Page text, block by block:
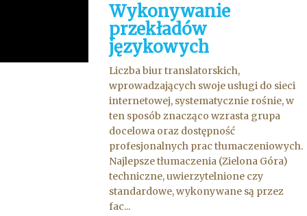
Wykonywanie
przekładów
językowych
Liczba biur translatorskich,
wprowadzających swoje usługi do sieci
internetowej, systematycznie rośnie, w
ten sposób znacząco wzrasta grupa
docelowa oraz dostępność
profesjonalnych prac tłumaczeniowych.
Najlepsze tłumaczenia (Zielona Góra)
techniczne, uwierzytelnione czy
standardowe, wykonywane są przez
fac...